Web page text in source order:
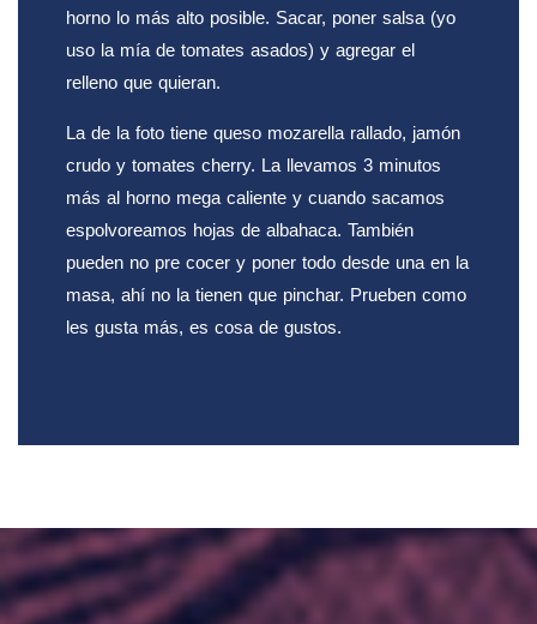
horno lo más alto posible. Sacar, poner salsa (yo
uso la mía de tomates asados) y agregar el
relleno que quieran.
La de la foto tiene queso mozarella rallado, jamón
crudo y tomates cherry. La llevamos 3 minutos
más al horno mega caliente y cuando sacamos
espolvoreamos hojas de albahaca. También
pueden no pre cocer y poner todo desde una en la
masa, ahí no la tienen que pinchar. Prueben como
les gusta más, es cosa de gustos.